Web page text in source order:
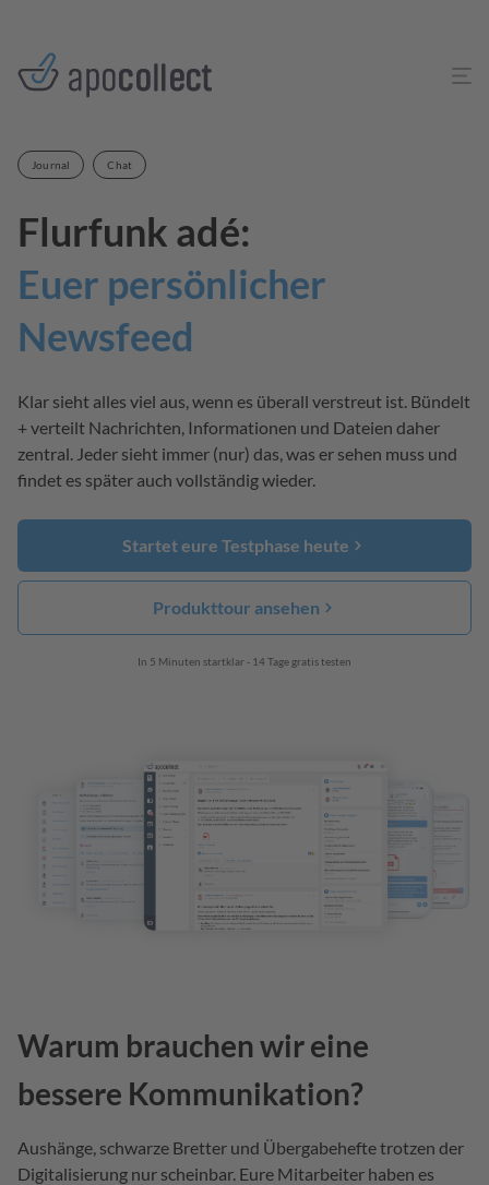
Journal Chat
Flurfunk adé:
Euer persönlicher
Newsfeed
Klar sieht alles viel aus, wenn es überall verstreut ist. Bündelt
+ verteilt Nachrichten, Informationen und Dateien daher
zentral. Jeder sieht immer (nur) das, was er sehen muss und
findet es später auch vollständig wieder.
Startet eure Testphase heute
Produkttour ansehen
In 5 Minuten startklar - 14 Tage gratis testen
Warum brauchen wir eine
bessere Kommunikation?
Aushänge, schwarze Bretter und Übergabehefte trotzen der
Digitalisierung nur scheinbar. Eure Mitarbeiter haben es